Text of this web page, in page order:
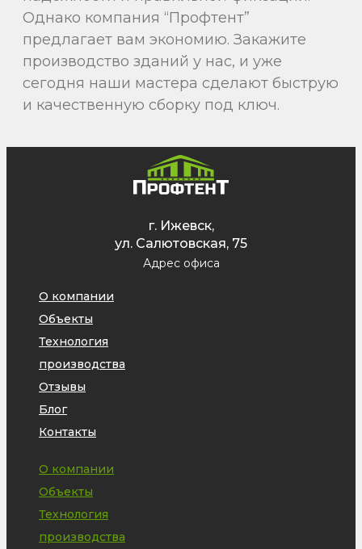
Однако компания “Профтент”
предлагает вам экономию. Закажите
производство зданий у нас, и уже
сегодня наши мастера сделают быструю
и качественную сборку под ключ.
г. Ижевск,
ул. Салютовская, 75
Адрес офиса
О компании
Объекты
Технология
производства
Отзывы
Блог
Контакты
О компании
Объекты
Технология
производства